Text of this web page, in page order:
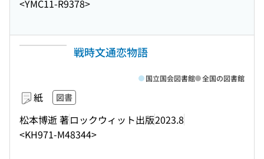
<YMC11-R9378>
戦時文通恋物語
紙 図書
松本博逝 著ロックウィット出版2023.8
<KH971-M48344>
国立国会図書館 全国の図書館